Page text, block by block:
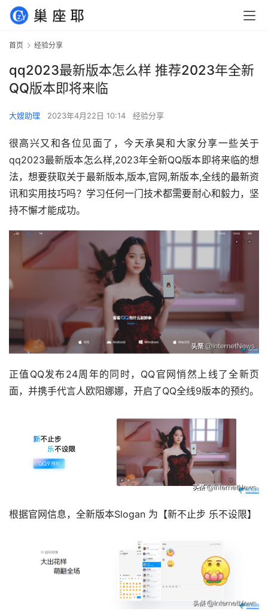
首页 经验分享
qq2023最新版本怎么样 推荐2023年全新
QQ版本即将来临
大嫂助理 2023年4月22日 10:14 经验分享
很高兴又和各位见面了，今天承昊和大家分享一些关于
qq2023最新版本怎么样,2023年全新QQ版本即将来临的想
法，想要获取关于最新版本,版本,官网,新版本,全线的最新资
讯和实用技巧吗？学习任何一门技术都需要耐心和毅力，坚
持不懈才能成功。
正值QQ发布24周年的同时，QQ官网悄然上线了全新页
面，并携手代言人欧阳娜娜，开启了QQ全线9版本的预约。
根据官网信息，全新版本Slogan 为【新不止步 乐不设限】